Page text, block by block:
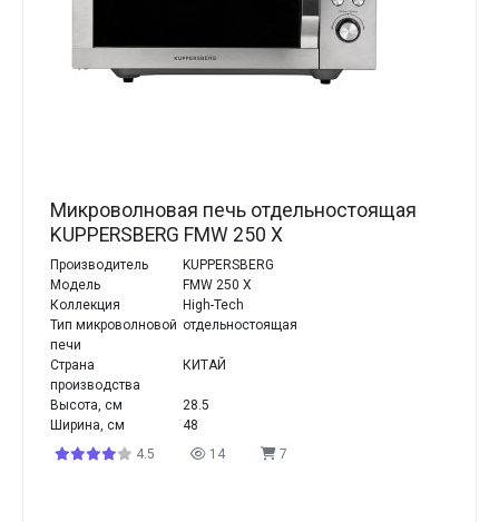
Микроволновая печь отдельностоящая
KUPPERSBERG FMW 250 X
Производитель
KUPPERSBERG
Модель
FMW 250 X
Коллекция
High-Tech
Тип микроволновой
печи
отдельностоящая
Страна
производства
КИТАЙ
Высота, см
28.5
Ширина, см
48
4.5
14 7